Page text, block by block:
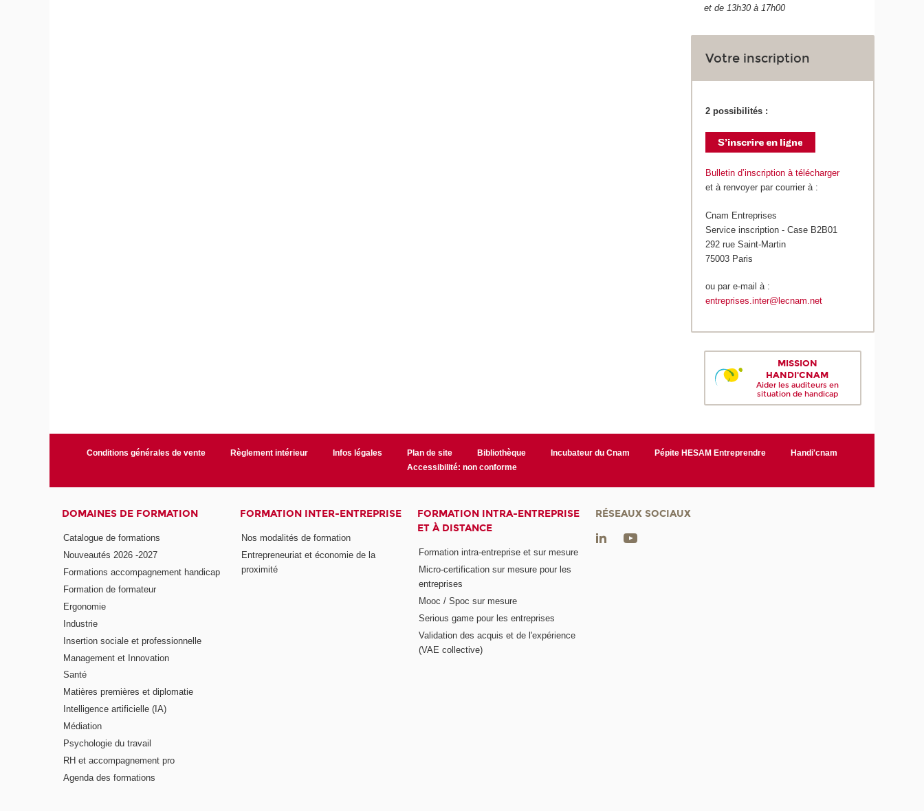
et de 13h30 à 17h00
Votre inscription
2 possibilités :
Bulletin d’inscription à télécharger
et à renvoyer par courrier à :
Cnam Entreprises
Service inscription - Case B2B01
292 rue Saint-Martin
75003 Paris
ou par e-mail à :
entreprises.inter@lecnam.net
MISSION
HANDI'CNAM
Aider les auditeurs en
situation de handicap
Conditions générales de vente Règlement intérieur Infos légales Plan de site Bibliothèque Incubateur du Cnam Pépite HESAM Entreprendre
Handi'cnam
Accessibilité: non conforme
DOMAINES DE FORMATION
Catalogue de formations
Nouveautés 2026 -2027
Formations accompagnement handicap
Formation de formateur
Ergonomie
Industrie
Insertion sociale et professionnelle
Management et Innovation
Santé
Matières premières et diplomatie
Intelligence artificielle (IA)
Médiation
Psychologie du travail
RH et accompagnement pro
Agenda des formations
FORMATION INTER-ENTREPRISE
Nos modalités de formation
Entrepreneuriat et économie de la
proximité
FORMATION INTRA-ENTREPRISE
ET À DISTANCE
Formation intra-entreprise et sur mesure
Micro-certification sur mesure pour les
entreprises
Mooc / Spoc sur mesure
Serious game pour les entreprises
Validation des acquis et de l'expérience
(VAE collective)
RÉSEAUX SOCIAUX